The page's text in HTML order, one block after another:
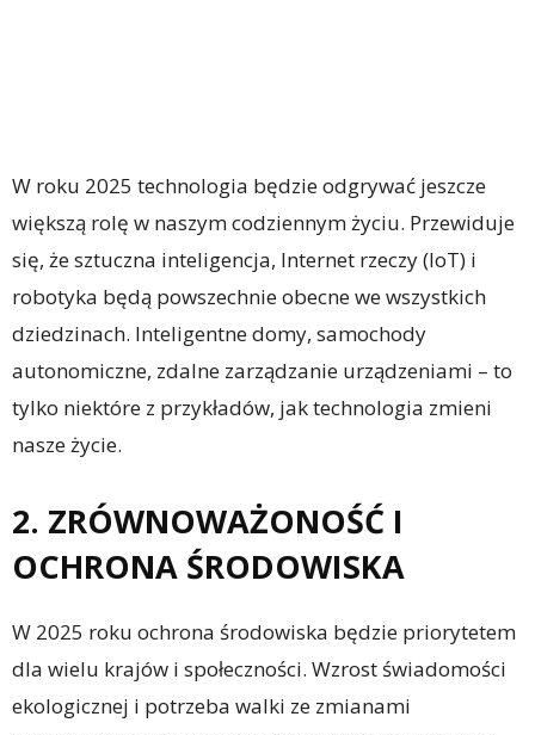
W roku 2025 technologia będzie odgrywać jeszcze
większą rolę w naszym codziennym życiu. Przewiduje
się, że sztuczna inteligencja, Internet rzeczy (IoT) i
robotyka będą powszechnie obecne we wszystkich
dziedzinach. Inteligentne domy, samochody
autonomiczne, zdalne zarządzanie urządzeniami – to
tylko niektóre z przykładów, jak technologia zmieni
nasze życie.
2. ZRÓWNOWAŻONOŚĆ I
OCHRONA ŚRODOWISKA
W 2025 roku ochrona środowiska będzie priorytetem
dla wielu krajów i społeczności. Wzrost świadomości
ekologicznej i potrzeba walki ze zmianami